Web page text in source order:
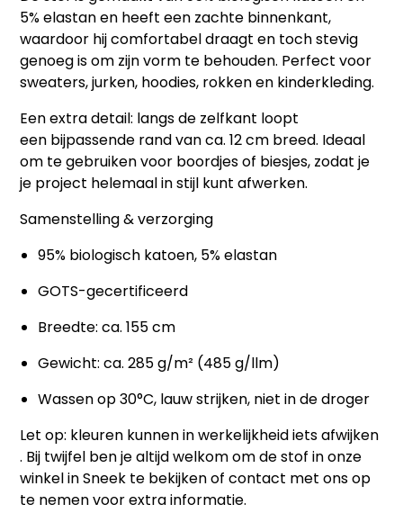
5% elastan en heeft een zachte binnenkant,
waardoor hij comfortabel draagt en toch stevig
genoeg is om zijn vorm te behouden. Perfect voor
sweaters, jurken, hoodies, rokken en kinderkleding.
Een extra detail: langs de zelfkant loopt
een bijpassende rand van ca. 12 cm breed. Ideaal
om te gebruiken voor boordjes of biesjes, zodat je
je project helemaal in stijl kunt afwerken.
Samenstelling & verzorging
95% biologisch katoen, 5% elastan
GOTS-gecertificeerd
Breedte: ca. 155 cm
Gewicht: ca. 285 g/m² (485 g/llm)
Wassen op 30°C, lauw strijken, niet in de droger
Let op: kleuren kunnen in werkelijkheid iets afwijken
. Bij twijfel ben je altijd welkom om de stof in onze
winkel in Sneek te bekijken of contact met ons op
te nemen voor extra informatie.